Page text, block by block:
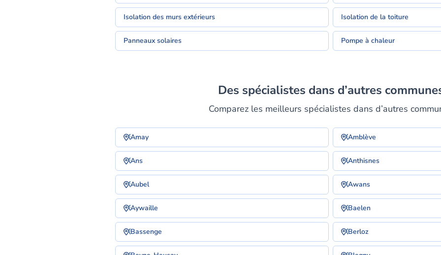
Isolation des murs extérieurs Isolation de la toiture
Panneaux solaires Pompe à chaleur
Des spécialistes dans d’autres
Comparez les meilleurs spécialistes dans d’autres
Amay Amblève
Ans Anthisnes
Aubel Awans
Aywaille Baelen
Bassenge Berloz